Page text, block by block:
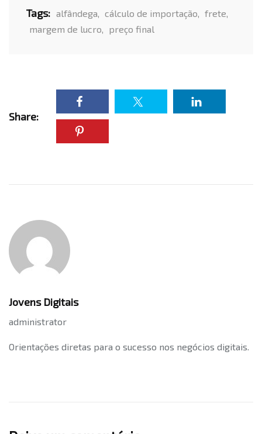
Tags: alfândega cálculo de importação frete
margem de lucro
preço final
Share:
Jovens Digitais
administrator
Orientações diretas para o sucesso nos negócios digitais.